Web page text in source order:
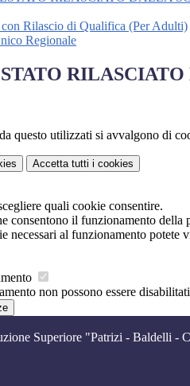
Rilascio di Qualifica (Per Adulti)
Regionale
questo utilizzati si avvalgono di
Accetta tutti i cookies
quali cookie consentire.
consentono il funzionamento
necessari al funzionamento potete
non possono essere
Superiore "Patrizi - Baldelli -